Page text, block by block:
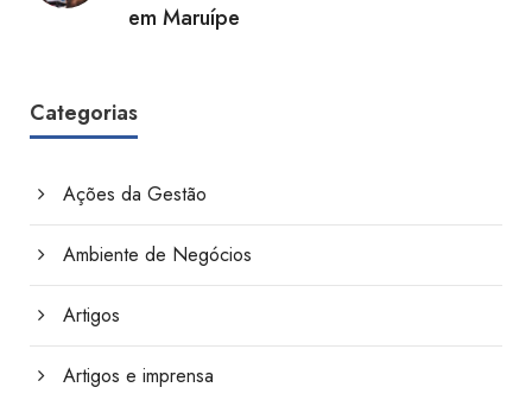
em Maruípe
Categorias
Ações da Gestão
Ambiente de Negócios
Artigos
Artigos e imprensa